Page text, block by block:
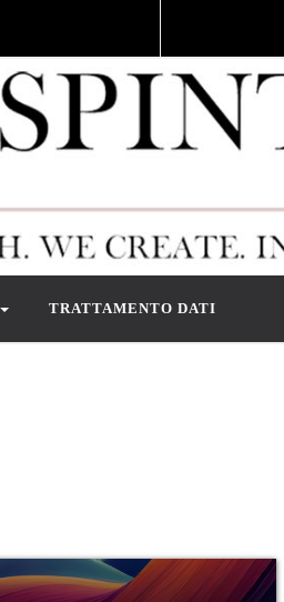
TRATTAMENTO DATI